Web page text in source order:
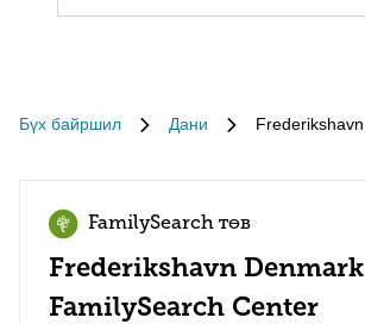
Бүх байршил Дани Frederikshavn
FamilySearch төв
Frederikshavn Denmark
FamilySearch Center